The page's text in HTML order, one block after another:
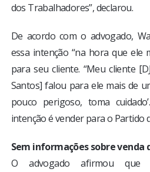
dos Trabalhadores”, declarou.
De acordo com o advogado,
essa intenção “na hora que ele
para seu cliente. “Meu cliente
Santos] falou para ele mais de
pouco perigoso, toma
intenção é vender para o Partido
Sem informações sobre venda
O advogado afirmou que